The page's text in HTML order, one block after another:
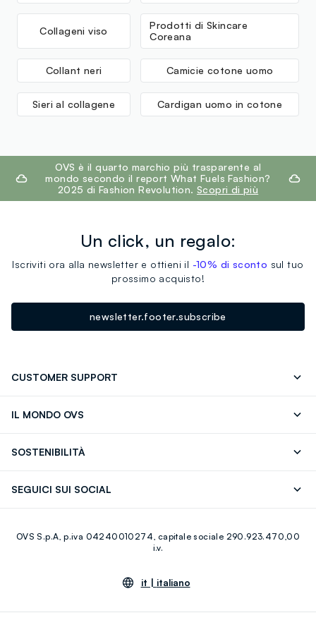
Collageni viso
Prodotti di Skincare
Coreana
Collant neri Camicie cotone uomo
Sieri al collagene Cardigan uomo in cotone
footer.ariatitleOVS è il quarto marchio più trasparente al
mondo secondo il report What Fuels Fashion?
2025 di Fashion Revolution. Scopri di più
Un click, un regalo:
Iscriviti ora alla newsletter e ottieni il -10% di sconto sul tuo
prossimo acquisto!
newsletter.footer.subscribe
CUSTOMER SUPPORT
IL MONDO OVS
Giftcard
SOSTENIBILITÀ
SEGUICI SUI SOCIAL
Youtube Linkedin
OVS S.p.A, p.iva 04240010274, capitale sociale 290.923.470,00
i.v.
it | italiano